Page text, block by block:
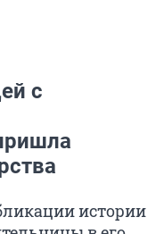
с
истории